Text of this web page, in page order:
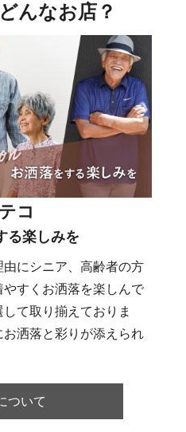
んなお店？
コ
る楽しみを
にシニア、高齢者の方
すくお洒落を楽しんで
て取り揃えておりま
洒落と彩りが添えられ
ついて